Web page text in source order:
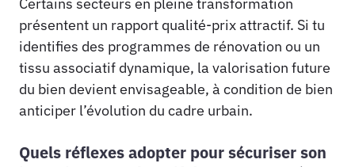
présentent un rapport qualité-prix attractif. Si tu
identifies des programmes de rénovation ou un
tissu associatif dynamique, la valorisation future
du bien devient envisageable, à condition de bien
anticiper l’évolution du cadre urbain.
Quels réflexes adopter pour sécuriser son